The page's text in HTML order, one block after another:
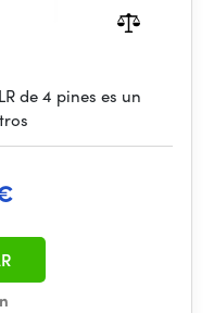
de 4 pines es un